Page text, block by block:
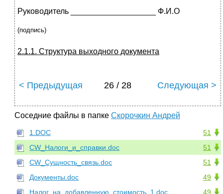
Руководитель ___________________ Ф.И.О
(подпись)
2.1.1. Структура выходного документа
< Предыдущая 26 / 28 Следующая >
Соседние файлы в папке Скорочкин Андрей
51
1.DOC
51
CW_Налоги_и_справки.doc
51
CW_Сущность_связь.doc
49
Документы.doc
49
Налог_на_добавленную_стоимость_1.doc